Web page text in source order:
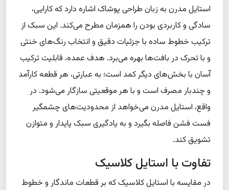
استایل مدرن به زبان طراحی پوشاک اشاره دارد که کارایی،
سادگی و کاربردی بودن را همزمان مطرح می‌کند. این سبک از
ترکیب خطوط ساده با جزئیات دقیق و انتخاب رنگ‌های خنثی
و با تحرک در بافت‌ها بهره می‌برد. هدف عمده، قابلیت ترکیب
آسان با بخش‌های دیگر کمد است؛ به عبارتی، هر قطعه کارآمد
و چندبار مصرف است و با هر موقعیتی سازگار می‌شود. در
واقع، استایل مدرن می‌خواهد از محدودیت‌های چشمگیر
فست فشن فاصله بگیرد و به یادگیری سبک پایدار و متوازن
تشویق کند.
تفاوت با استایل کلاسیک
در مقایسه با استایل کلاسیک که بر قطعات ماندگار و خطوط